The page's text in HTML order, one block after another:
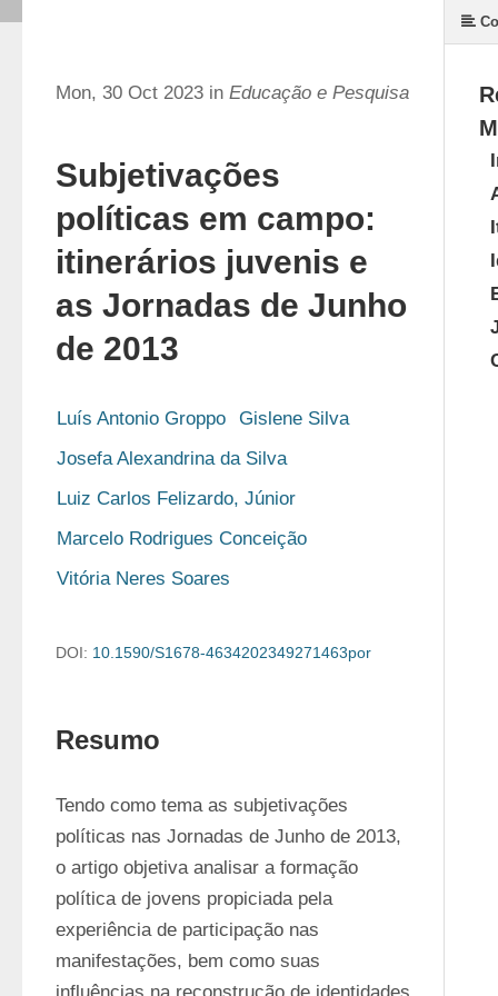
Mon, 30 Oct 2023 in Educação e Pesquisa
Subjetivações
políticas em campo:
itinerários juvenis e
as Jornadas de Junho
de 2013
Luís Antonio Groppo
Gislene Silva
Josefa Alexandrina da Silva
Luiz Carlos Felizardo, Júnior
Marcelo Rodrigues Conceição
Vitória Neres Soares
DOI: 10.1590/S1678-4634202349271463por
Resumo
Tendo como tema as subjetivações
políticas nas Jornadas de Junho de 2013,
o artigo objetiva analisar a formação
política de jovens propiciada pela
experiência de participação nas
manifestações, bem como suas